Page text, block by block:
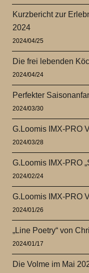
Kurzbericht zur
2024
2024/04/25
Die frei lebenden
2024/04/24
Perfekter
2024/03/30
G.Loomis IMX-PRO
2024/03/28
G.Loomis IMX-PRO
2024/02/24
G.Loomis IMX-PRO
2024/01/26
„Line Poetry“ von
2024/01/17
Die Volme im Mai